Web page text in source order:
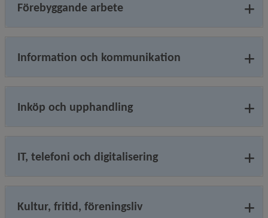
Förebyggande arbete
Information och kommunikation
Inköp och upphandling
IT, telefoni och digitalisering
Kultur, fritid, föreningsliv